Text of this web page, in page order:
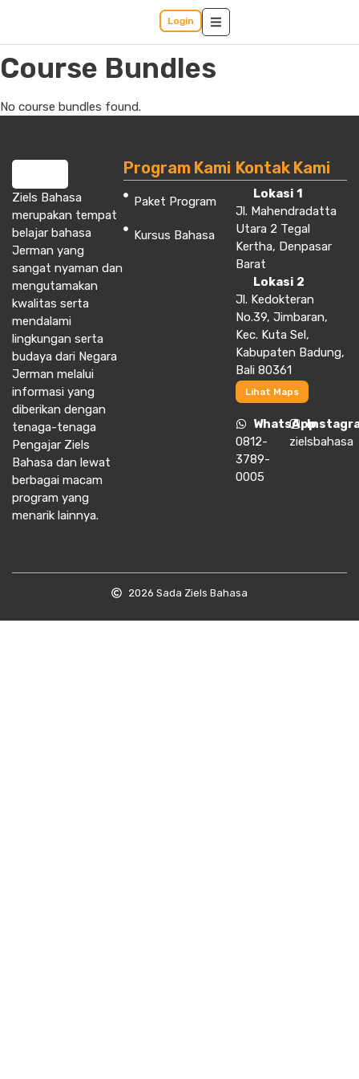
Login
Course Bundles
No course bundles found.
Ziels Bahasa
merupakan tempat
belajar bahasa
Jerman yang
sangat nyaman dan
mengutamakan
kwalitas serta
mendalami
lingkungan serta
budaya dari Negara
Jerman melalui
informasi yang
diberikan dengan
tenaga-tenaga
Pengajar Ziels
Bahasa dan lewat
berbagai macam
program yang
menarik lainnya.
Program Kami
Paket Program
Kursus Bahasa
Kontak Kami
Lokasi 1
Jl. Mahendradatta
Utara 2 Tegal
Kertha, Denpasar
Barat
Lokasi 2
Jl. Kedokteran
No.39, Jimbaran,
Kec. Kuta Sel,
Kabupaten Badung,
Bali 80361
Lihat Maps
WhatsApp
0812-
3789-
0005
zielsbahasa
2026 Sada Ziels Bahasa